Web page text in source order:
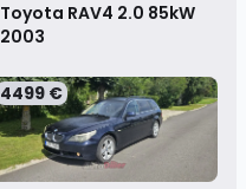
Toyota RAV4 2.0 85kW
2003
4499 €